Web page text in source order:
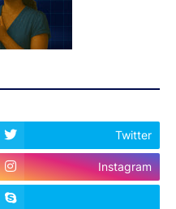
Twitter
Instagram